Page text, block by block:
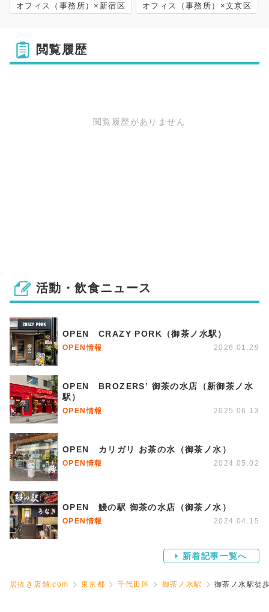
オフィス（事務所）×新宿区 オフィス（事務所）×文京区
閲覧履歴
閲覧履歴がありません
活動・飲食ニュース
OPEN CRAZY PORK（御茶ノ水駅）
OPEN情報 2026.01.29
OPEN BROZERS’ 御茶の水店（新御茶ノ水
駅）
OPEN情報 2025.06.13
OPEN カリガリ お茶の水（御茶ノ水）
OPEN情報 2024.05.02
OPEN 鰻の駅 御茶の水店（御茶ノ水）
OPEN情報 2024.04.15
新着記事一覧へ
居抜き店舗.com 東京都 千代田区 御茶ノ水駅 御茶ノ水駅徒